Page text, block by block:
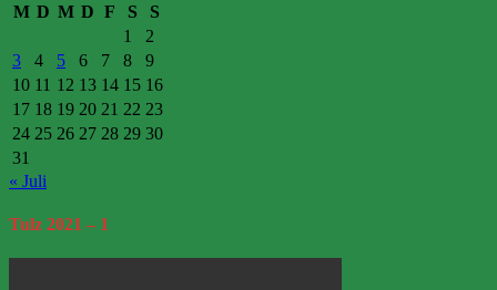
M D M D F S
S
1
2
3
4 5 6 7 8
9
10 11 12 13 14 15 16
17 18 19 20 21 22 23
24 25 26 27 28 29 30
31
« Juli
Tulz 2021 – 1